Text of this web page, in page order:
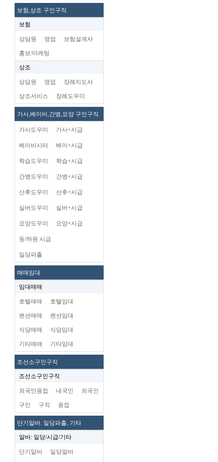
보험,상조 구인구직
보험
상담원 영업 보험설계사
홍보/마케팅
상조
상담원 영업 장례지도사
상조서비스 장례도우미
가사,베이비,간병,요양 구인구직
가사도우미 가사+시급
베이비시터 베이+시급
학습도우미 학습+시급
간병도우미 간병+시급
산후도우미 산후+시급
실버도우미 실버+시급
요양도우미 요양+시급
등/하원 시급
일당파출
매매임대
임대매매
호텔매매 호텔임대
펜션매매 펜션임대
식당매매 식당임대
기타매매 기타임대
조선소구인구직
조선소구인구직
외국인용접 내국인 외국인
구인 구직 용접
단기알바. 일당파출, 기타
알바: 일당/시급/기타
단기알바 일당알바